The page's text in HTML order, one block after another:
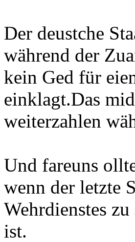
Der deustche
während der
kein Ged für
einklagt.Das
weiterzahlen
Und fareuns
wenn der letzte
Wehrdienstes
ist.